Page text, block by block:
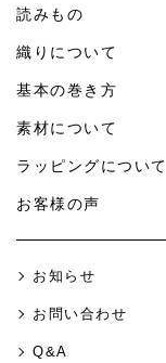
読みもの
織りについて
基本の巻き方
素材について
ラッピングについて
お客様の声
お知らせ
お問い合わせ
Q&A